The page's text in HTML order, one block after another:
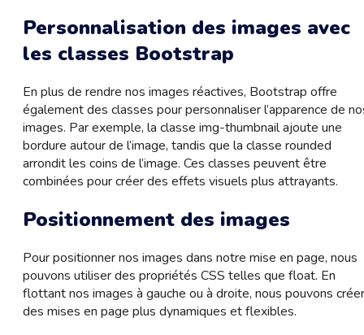
Personnalisation des images avec
les classes Bootstrap
En plus de rendre nos images réactives, Bootstrap offre
également des classes pour personnaliser l’apparence de
images. Par exemple, la classe img-thumbnail ajoute une
bordure autour de l’image, tandis que la classe rounded
arrondit les coins de l’image. Ces classes peuvent être
combinées pour créer des effets visuels plus attrayants.
Positionnement des images
Pour positionner nos images dans notre mise en page, nous
pouvons utiliser des propriétés CSS telles que float. En
flottant nos images à gauche ou à droite, nous pouvons créer
des mises en page plus dynamiques et flexibles.